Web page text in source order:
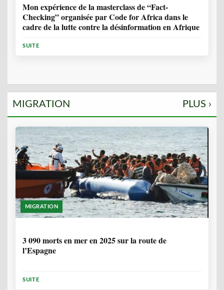
Mon expérience de la masterclass de “Fact-
Checking” organisée par Code for Africa dans le
cadre de la lutte contre la désinformation en Afrique
SUITE
MIGRATION PLUS ›
MIGRATION
3 090 morts en mer en 2025 sur la route de
l’Espagne
SUITE